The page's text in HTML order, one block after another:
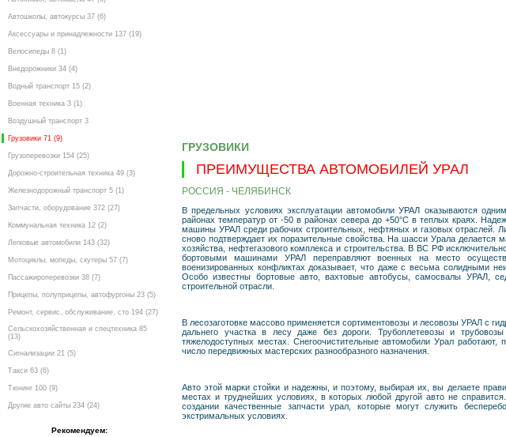
Автошколы, автокурсы 37 (6)
Аксессуары и принадлежности 137 (19)
Велосипеды 8 (1)
Внедорожники 34 (4)
Водный транспорт 15 (2)
Военная техника 3 (1)
Воздушный транспорт 3
Грузовики 71 (9)
Грузоперевозки 154 (25)
Дорожно-строительная техника 49 (3)
Железнодорожный транспорт 5 (1)
Запчасти, оборудование 372 (27)
Коммунальная техника 12 (2)
Легковые автомобили 143 (32)
Мотоциклы, мопеды, скутеры 57 (7)
Пассажироперевозки 38 (7)
Прицепы, полуприцепы, автофургоны 23 (5)
Ремонт, сервис, обслуживание, сто 194 (27)
Сельскохозяйственная и спецтехника 85
(13)
Сигнализации 21 (5)
Такси 63 (6)
Тюнинг 100 (9)
Другие авто сайты 234 (24)
Рекомендуем:
ГРУЗОВИКИ
ПРЕИМУЩЕСТВА АВТОМОБИЛЕЙ УРАЛ
РОССИЯ - ЧЕЛЯБИНСК
В предельных условиях эксплуатации автомобили УРАЛ оказываются
районах температур от -50 в районах севера до +50°C в теплых краях.
машины УРАЛ среди рабочих строительных, нефтяных и газовых
сново подтверждает их поразительные свойства. На шасси Урала делается
хозяйства, нефтегазового комплекса и строительства. В ВС РФ
бортовыми машинами УРАЛ переправляют военных на место
военизированных конфликтах доказывает, что даже с весьма солидными
Особо известны бортовые авто, вахтовые автобусы, самосвалы УРАЛ,
строительной отрасли.
В лесозаготовке массово применяется сортиментовозы и лесовозы УРАЛ с
дальнего участка в лесу даже без дороги. Трубоплетевозы и
тяжелодоступных местах. Снегоочистительные автомобили Урал
число передвижных мастерских разнообразного назначения.
Авто этой марки стойки и надежны, и поэтому, выбирая их, вы делаете
местах и труднейших условиях, в которых любой другой авто не
создании качественные запчасти урал, которые могут служить
экстримальных условиях.